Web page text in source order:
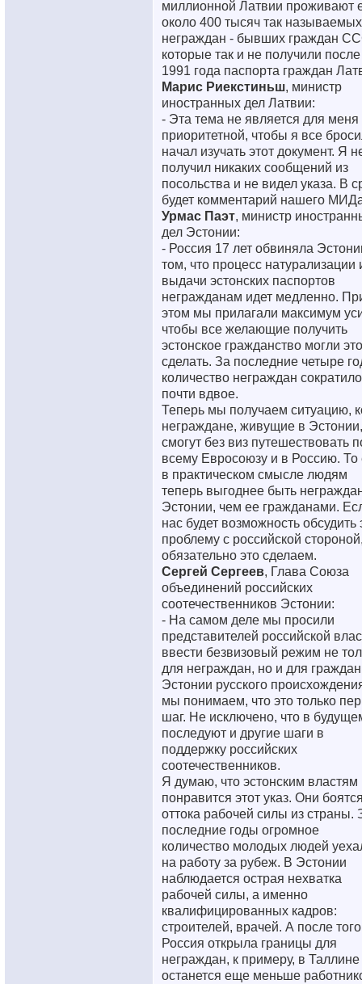
миллионной Латвии проживают
около 400 тысяч так называемых
неграждан - бывших граждан
которые так и не получили после
1991 года паспорта граждан
Марис Риекстиньш, министр
иностранных дел Латвии:
- Эта тема не является для меня
приоритетной, чтобы я все
начал изучать этот документ. Я
получил никаких сообщений из
посольства и не видел указа. В
будет комментарий нашего
Урмас Паэт, министр
дел Эстонии:
- Россия 17 лет обвиняла
том, что процесс натурализации
выдачи эстонских паспортов
негражданам идет медленно.
этом мы прилагали максимум
чтобы все желающие получить
эстонское гражданство могли это
сделать. За последние четыре
количество неграждан
почти вдвое.
Теперь мы получаем ситуацию,
неграждане, живущие в Эстонии,
смогут без виз путешествовать
всему Евросоюзу и в Россию. То
в практическом смысле людям
теперь выгоднее быть
Эстонии, чем ее гражданами.
нас будет возможность обсудить
проблему с российской
обязательно это сделаем.
Сергей Сергеев, Глава Союза
объединений российских
соотечественников Эстонии:
- На самом деле мы просили
представителей российской
ввести безвизовый режим не
для неграждан, но и для граждан
Эстонии русского
мы понимаем, что это только
шаг. Не исключено, что в
последуют и другие шаги в
поддержку российских
соотечественников.
Я думаю, что эстонским властям
понравится этот указ. Они
оттока рабочей силы из страны.
последние годы огромное
количество молодых людей
на работу за рубеж. В Эстонии
наблюдается острая нехватка
рабочей силы, а именно
квалифицированных кадров:
строителей, врачей. А после того
Россия открыла границы для
неграждан, к примеру, в Таллине
останется еще меньше